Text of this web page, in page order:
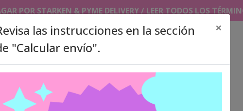
POR STARKEN & PYME DELIVERY / LEER TODOS LOS
las instrucciones en la sección
"Calcular envío".
×